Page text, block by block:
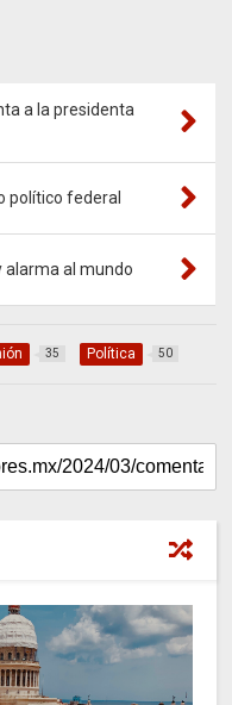
a la presidenta
político federal
alarma al mundo
35 Política 50